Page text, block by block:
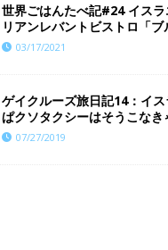
世界ごはんたべ記#24 イス
リアンレバントビストロ「ブ
03/17/2021
ゲイクルーズ旅日記14：イ
ぱクソタクシーはそうこなき
07/27/2019